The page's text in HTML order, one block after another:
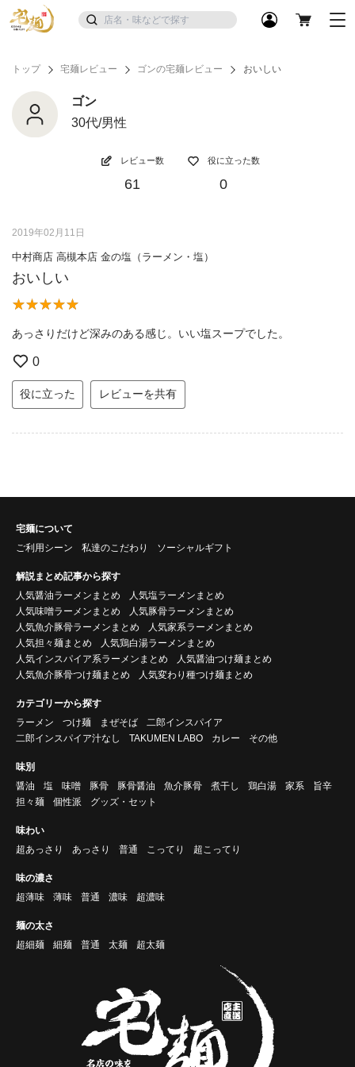
トップ 宅麺レビュー ゴンの宅麺レビュー おいしい
ゴン
30代/男性
レビュー数
61
役に立った数
0
2019年02月11日
中村商店 高槻本店 金の塩（ラーメン・塩）
おいしい
あっさりだけど深みのある感じ。いい塩スープでした。
0
役に立った レビューを共有
宅麺について
ご利用シーン
私達のこだわり ソーシャルギフト
解説まとめ記事から探す
人気醤油ラーメンまとめ
人気塩ラーメンまとめ
人気味噌ラーメンまとめ
人気豚骨ラーメンまとめ
人気魚介豚骨ラーメンまとめ
人気家系ラーメンまとめ
人気担々麺まとめ
人気鶏白湯ラーメンまとめ
人気インスパイア系ラーメンまとめ
人気醤油つけ麺まとめ
人気魚介豚骨つけ麺まとめ
人気変わり種つけ麺まとめ
カテゴリーから探す
ラーメン
つけ麺 まぜそば
二郎インスパイア
二郎インスパイア汁なし
TAKUMEN LABO カレー その他
味別
醤油
塩 味噌 豚骨 豚骨醤油 魚介豚骨 煮干し 鶏白湯 家系
旨辛
担々麺
個性派 グッズ・セット
味わい
超あっさり
あっさり 普通 こってり 超こってり
味の濃さ
超薄味
薄味 普通 濃味 超濃味
麺の太さ
超細麺
細麺 普通 太麺 超太麺